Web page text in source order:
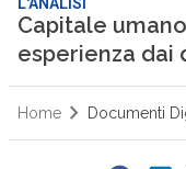
Capitale
esperienza dai
Home Documenti